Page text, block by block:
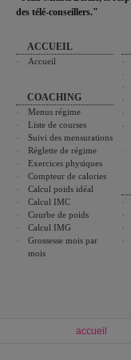
des télé-conseillers."
ACCUEIL
Accueil
COACHING
Menus régime
Liste de courses
Suivi des mensurations
Réglette de régime
Exercices physiques
Compteur de calories
Calcul poids idéal
Calcul IMC
Courbe de poids
Calcul IMG
Grossesse mois par
mois
accueil